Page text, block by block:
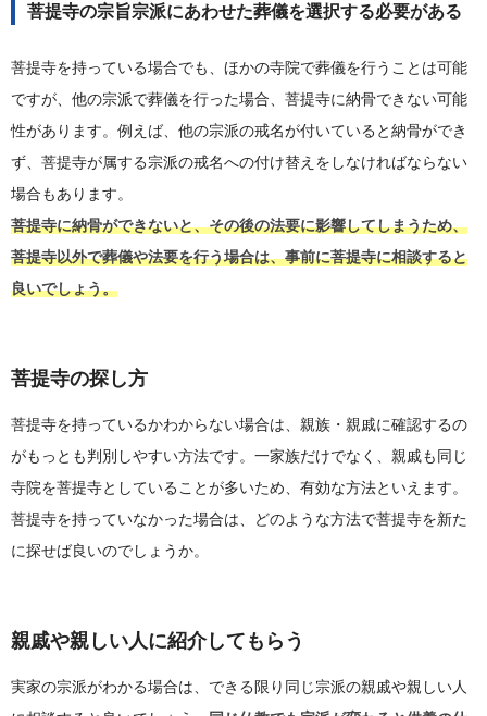
菩提寺の宗旨宗派にあわせた葬儀を選択する必要がある
菩提寺を持っている場合でも、ほかの寺院で葬儀を行うことは可能
ですが、他の宗派で葬儀を行った場合、菩提寺に納骨できない可能
性があります。例えば、他の宗派の戒名が付いていると納骨ができ
ず、菩提寺が属する宗派の戒名への付け替えをしなければならない
場合もあります。
菩提寺に納骨ができないと、その後の法要に影響してしまうため、
菩提寺以外で葬儀や法要を行う場合は、事前に菩提寺に相談すると
良いでしょう。
菩提寺の探し方
菩提寺を持っているかわからない場合は、親族・親戚に確認するの
がもっとも判別しやすい方法です。一家族だけでなく、親戚も同じ
寺院を菩提寺としていることが多いため、有効な方法といえます。
菩提寺を持っていなかった場合は、どのような方法で菩提寺を新た
に探せば良いのでしょうか。
親戚や親しい人に紹介してもらう
実家の宗派がわかる場合は、できる限り同じ宗派の親戚や親しい人